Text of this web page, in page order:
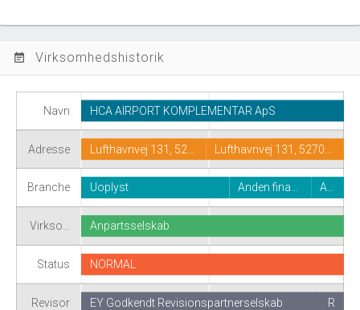
event_note Virksomhedshistorik
Navn
Adresse
Branche
Virkso…
Status
Revisor
HCA AIRPORT KOMPLEMENTAR ApS
Lufthavnvej 131, 52… Lufthavnvej 131, 5270…
Uoplyst Anden fina… A…
Anpartsselskab
NORMAL
EY Godkendt Revisionspartnerselskab R